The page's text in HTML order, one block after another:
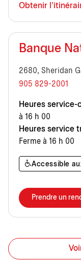
Obtenir
Banque
2680, Sheridan
905 829-2001
Heures service-
à 16 h 00
Heures service
Ferme à 16 h 00
Accessible
Prendre un